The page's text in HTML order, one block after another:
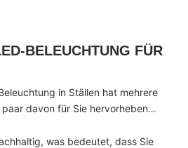
BELEUCHTUNG FÜR
in Ställen hat mehrere
paar davon für Sie hervorheben…
was bedeutet, dass Sie